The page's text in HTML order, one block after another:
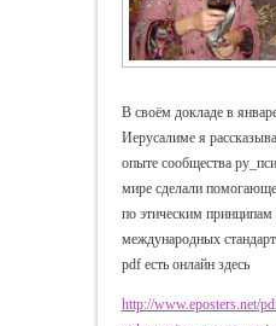
В своём докладе в
Иерусалиме я р
опыте сообщества
мире сделали
по этическим
международных
pdf есть онлайн здесь
http://www.eposters.net/